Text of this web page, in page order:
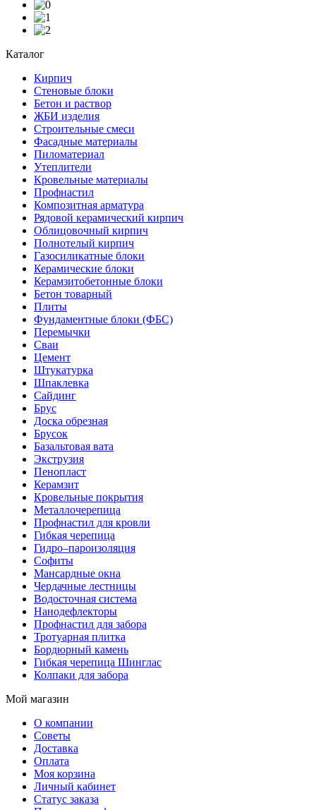
Каталог
Кирпич
Стеновые блоки
Бетон и раствор
ЖБИ изделия
Строительные смеси
Фасадные материалы
Пиломатериал
Утеплители
Кровельные материалы
Профнастил
Композитная арматура
Рядовой керамический кирпич
Облицовочный кирпич
Полнотелый кирпич
Газосиликатные блоки
Керамические блоки
Керамзитобетонные блоки
Бетон товарный
Плиты
Фундаментные блоки (ФБС)
Перемычки
Сваи
Цемент
Штукатурка
Шпаклевка
Сайдинг
Брус
Доска обрезная
Брусок
Базальтовая вата
Экструзия
Пенопласт
Керамзит
Кровельные покрытия
Металлочерепица
Профнастил для кровли
Гибкая черепица
Гидро–пароизоляция
Софиты
Мансардные окна
Чердачные лестницы
Водосточная система
Нанодефлекторы
Профнастил для забора
Тротуарная плитка
Бордюрный камень
Гибкая черепица Шинглас
Колпаки для забора
Мой магазин
О компании
Советы
Доставка
Оплата
Моя корзина
Личный кабинет
Статус заказа